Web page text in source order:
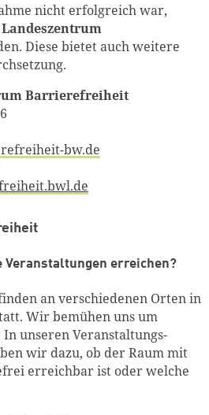
nicht erfolgreich war,
Landeszentrum
Diese bietet auch weitere
.
Barrierefreiheit
bw.de
Veranstaltungen erreichen?
an verschiedenen Orten in
Wir bemühen uns um
unseren Veranstaltungs-
wir dazu, ob der Raum mit
erreichbar ist oder welche